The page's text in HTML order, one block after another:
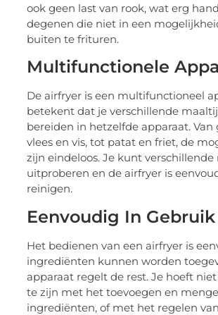
ook geen last van rook, wat erg
degenen die niet in een
buiten te frituren.
Multifunctionele
De airfryer is een multifunctioneel
betekent dat je verschillende
bereiden in hetzelfde apparaat. Van
vlees en vis, tot patat en friet, de
zijn eindeloos. Je kunt verschillende
uitproberen en de airfryer is
reinigen.
Eenvoudig In Gebruik
Het bedienen van een airfryer is
ingrediënten kunnen worden
apparaat regelt de rest. Je hoeft
te zijn met het toevoegen en
ingrediënten, of met het regelen